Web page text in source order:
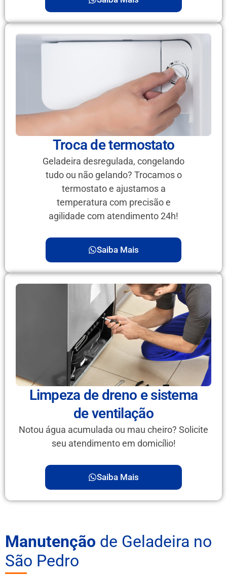
Troca de termostato
Geladeira desregulada, congelando
tudo ou não gelando? Trocamos o
termostato e ajustamos a
temperatura com precisão e
agilidade com atendimento 24h!
Saiba Mais
Limpeza de dreno e sistema
de ventilação
Notou água acumulada ou mau cheiro? Solicite
seu atendimento em domicílio!
Saiba Mais
Manutenção de Geladeira no
São Pedro